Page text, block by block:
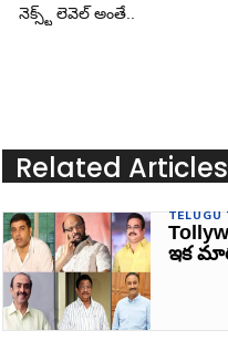
నెక్స్ట్ లెవెల్ అంతే..
Related Articles
TELUGU
ఇక